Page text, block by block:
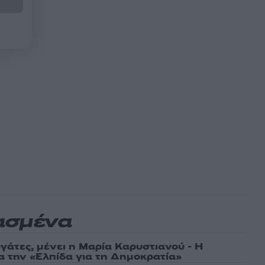
μένει η Μαρία Καρυστιανού - Η
την «Ελπίδα για τη Δημοκρατία»